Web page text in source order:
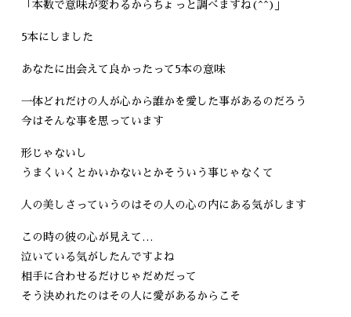
「本数で意味が変わるからちょっと調べますね(^^)」
5本にしました
あなたに出会えて良かったって5本の意味
一体どれだけの人が心から誰かを愛した事があるのだろう
今はそんな事を思っています
形じゃないし
うまくいくとかいかないとかそういう事じゃなくて
人の美しさっていうのはその人の心の内にある気がします
この時の彼の心が見えて…
泣いている気がしたんですよね
相手に合わせるだけじゃだめだって
そう決めれたのはその人に愛があるからこそ